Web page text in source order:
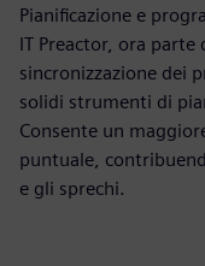
Pianificazione e
IT Preactor, ora parte
sincronizzazione dei
solidi strumenti di
Consente un
puntuale,
e gli sprechi.